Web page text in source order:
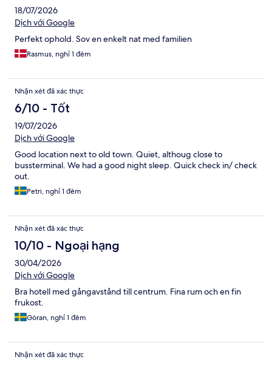
18/07/2026
Dịch với Google
Perfekt ophold. Sov en enkelt nat med familien
Rasmus, nghỉ 1 đêm
Nhận xét đã xác thực
6/10 - Tốt
19/07/2026
Dịch với Google
Good location next to old town. Quiet, althoug close to
bussterminal. We had a good night sleep. Quick check in/ check
out.
Petri, nghỉ 1 đêm
Nhận xét đã xác thực
10/10 - Ngoại hạng
30/04/2026
Dịch với Google
Bra hotell med gångavstånd till centrum. Fina rum och en fin
frukost.
Göran, nghỉ 1 đêm
Nhận xét đã xác thực